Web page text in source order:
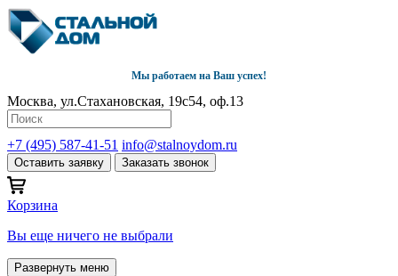
Мы работаем на Ваш успех!
Москва, ул.Стахановская, 19с54, оф.13
+7 (495) 587-41-51 info@stalnoydom.ru
Оставить заявку Заказать звонок
Корзина
Вы еще ничего не выбрали
Развернуть меню